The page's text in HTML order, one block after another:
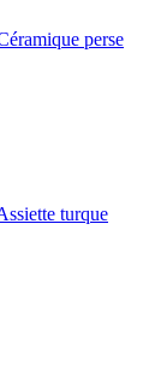
perse
turque